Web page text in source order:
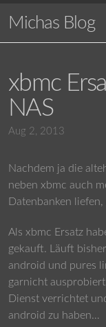
Michas Blog
xbmc
NAS
Aug 2, 2013
Nachdem ja die
neben xbmc auch
Datenbanken
Als xbmc Ersatz
gekauft. Läuft
android und pures
garnicht
Dienst verrichtet
android zu haben…